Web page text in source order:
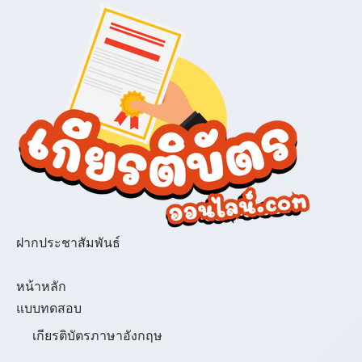
ฝากประชาสัมพันธ์
หน้าหลัก
แบบทดสอบ
เกียรติบัตรภาษาอังกฤษ